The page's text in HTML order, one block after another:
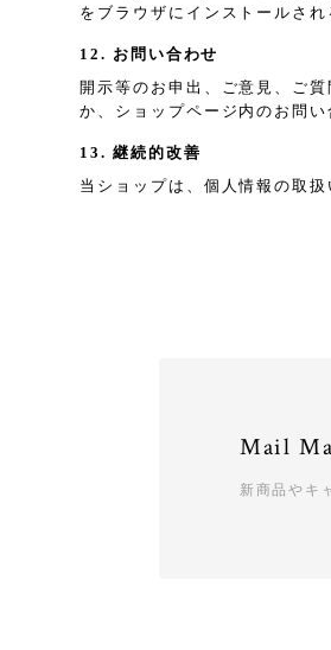
をブラウザにインストールさ
12. お問い合わせ
開示等のお申出、ご意見、ご
か、ショップページ内のお問
13. 継続的改善
当ショップは、個人情報の取
Mail
新商品やキ